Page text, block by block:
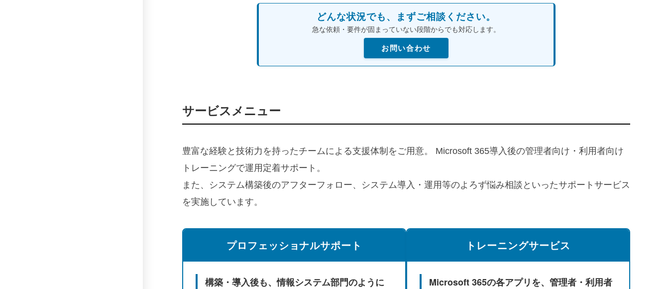
どんな状況でも、まずご相談ください。
急な依頼・要件が固まっていない段階からでも対応します。
お問い合わせ
サービスメニュー
豊富な経験と技術力を持ったチームによる支援体制をご用意。 Microsoft 365導入後の管理者向け・利用者向け
トレーニングで運用定着サポート。
また、システム構築後のアフターフォロー、システム導入・運用等のよろず悩み相談といったサポートサービス
を実施しています。
プロフェッショナルサポート
構築・導入後も、情報システム部門のように
トレーニングサービス
Microsoft 365の各アプリを、管理者・利用者